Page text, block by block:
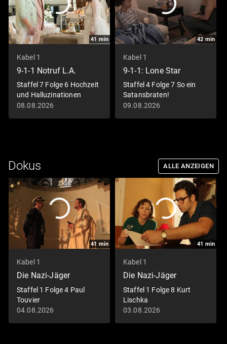
41 min
Kabel 1
9-1-1 Notruf L.A.
Staffel 7 Folge 6 Hochzeit
und Halluzinationen
08.08.2026
42 min
Kabel 1
9-1-1: Lone Star
Staffel 4 Folge 7 So ein
Satansbraten!
09.08.2026
Dokus ALLE ANZEIGEN
41 min
Kabel 1
Die Nazi-Jäger
Staffel 1 Folge 4 Paul
Touvier
04.08.2026
41 min
Kabel 1
Die Nazi-Jäger
Staffel 1 Folge 8 Kurt
Lischka
03.08.2026